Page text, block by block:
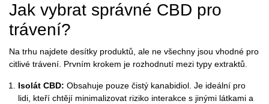
Jak vybrat správné CBD pro
trávení?
Na trhu najdete desítky produktů, ale ne všechny jsou vhodné pro
citlivé trávení. Prvním krokem je rozhodnutí mezi typy extraktů.
Isolát CBD: Obsahuje pouze čistý kanabidiol. Je ideální pro
lidi, kteří chtějí minimalizovat riziko interakce s jinými látkami a